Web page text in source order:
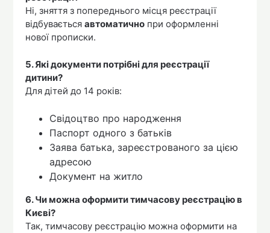
Ні, зняття з попереднього місця реєстрації
відбуваєтьсяавтоматично при оформленні
нової прописки.
5. Які документи потрібні для реєстрації
дитини?
Для дітей до 14 років:
Свідоцтво про народження
Паспорт одного з батьків
Заява батька, зареєстрованого за цією
адресою
Документ на житло
6. Чи можна оформити тимчасову реєстрацію в
Києві?
Так, тимчасову реєстрацію можна оформити на